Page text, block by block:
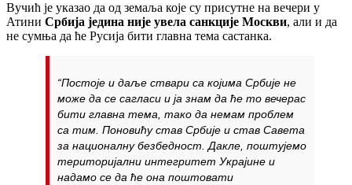
Вучић је указао да од земаља које су присутне на вечери у
Атини Србија једина није увела санкције Москви, али и да
не сумња да ће Русија бити главна тема састанка.
“Постоје и даље ствари са којима Србије не
може да се сагласи и ја знам да ће то вечерас
бити главна тема, тако да немам проблем
са тим. Поновићу став Србије и став Савета
за националну безбедност. Дакле, поштујемо
територијални интегритет Украјине и
надамо се да ће она поштовати